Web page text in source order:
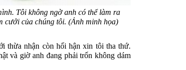
Tôi không ngờ anh có thể làm ra
cưới của chúng tôi. (Ảnh minh họa)
thừa nhận còn hối hận xin tôi tha thứ.
và giờ anh đang phải trốn không dám